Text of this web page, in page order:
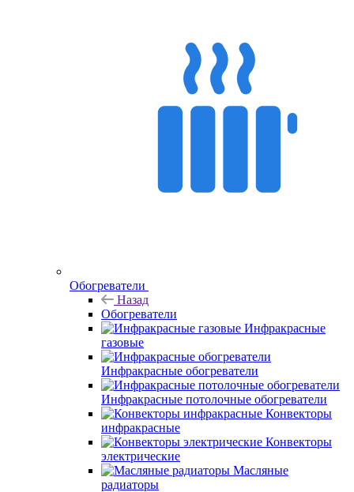
Обогреватели
Назад
Обогреватели
Инфракрасные
газовые
Инфракрасные обогреватели
Инфракрасные потолочные обогреватели
Конвекторы
инфракрасные
Конвекторы
электрические
Масляные
радиаторы